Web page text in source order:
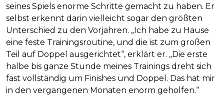
seines Spiels enorme Schritte gemacht zu haben. Er
selbst erkennt darin vielleicht sogar den größten
Unterschied zu den Vorjahren. „Ich habe zu Hause
eine feste Trainingsroutine, und die ist zum großen
Teil auf Doppel ausgerichtet“, erklärt er. „Die erste
halbe bis ganze Stunde meines Trainings dreht sich
fast vollständig um Finishes und Doppel. Das hat mir
in den vergangenen Monaten enorm geholfen.“